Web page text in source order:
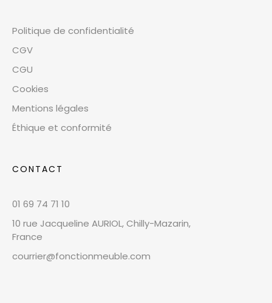
Politique de confidentialité
CGV
CGU
Cookies
Mentions légales
Éthique et conformité
CONTACT
01 69 74 71 10
10 rue Jacqueline AURIOL, Chilly-Mazarin,
France
courrier@fonctionmeuble.com